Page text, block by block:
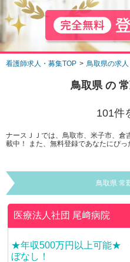
看護師求人・募集TOP 鳥取県の求人
鳥取県の
101件
ナースＪＪでは、鳥取市、米子市、倉
載中！ また、無料登録であなたにぴっ
鳥取県 常
医療法人社団 尾﨑病院
★年収500万円以上可能
ぼなし！